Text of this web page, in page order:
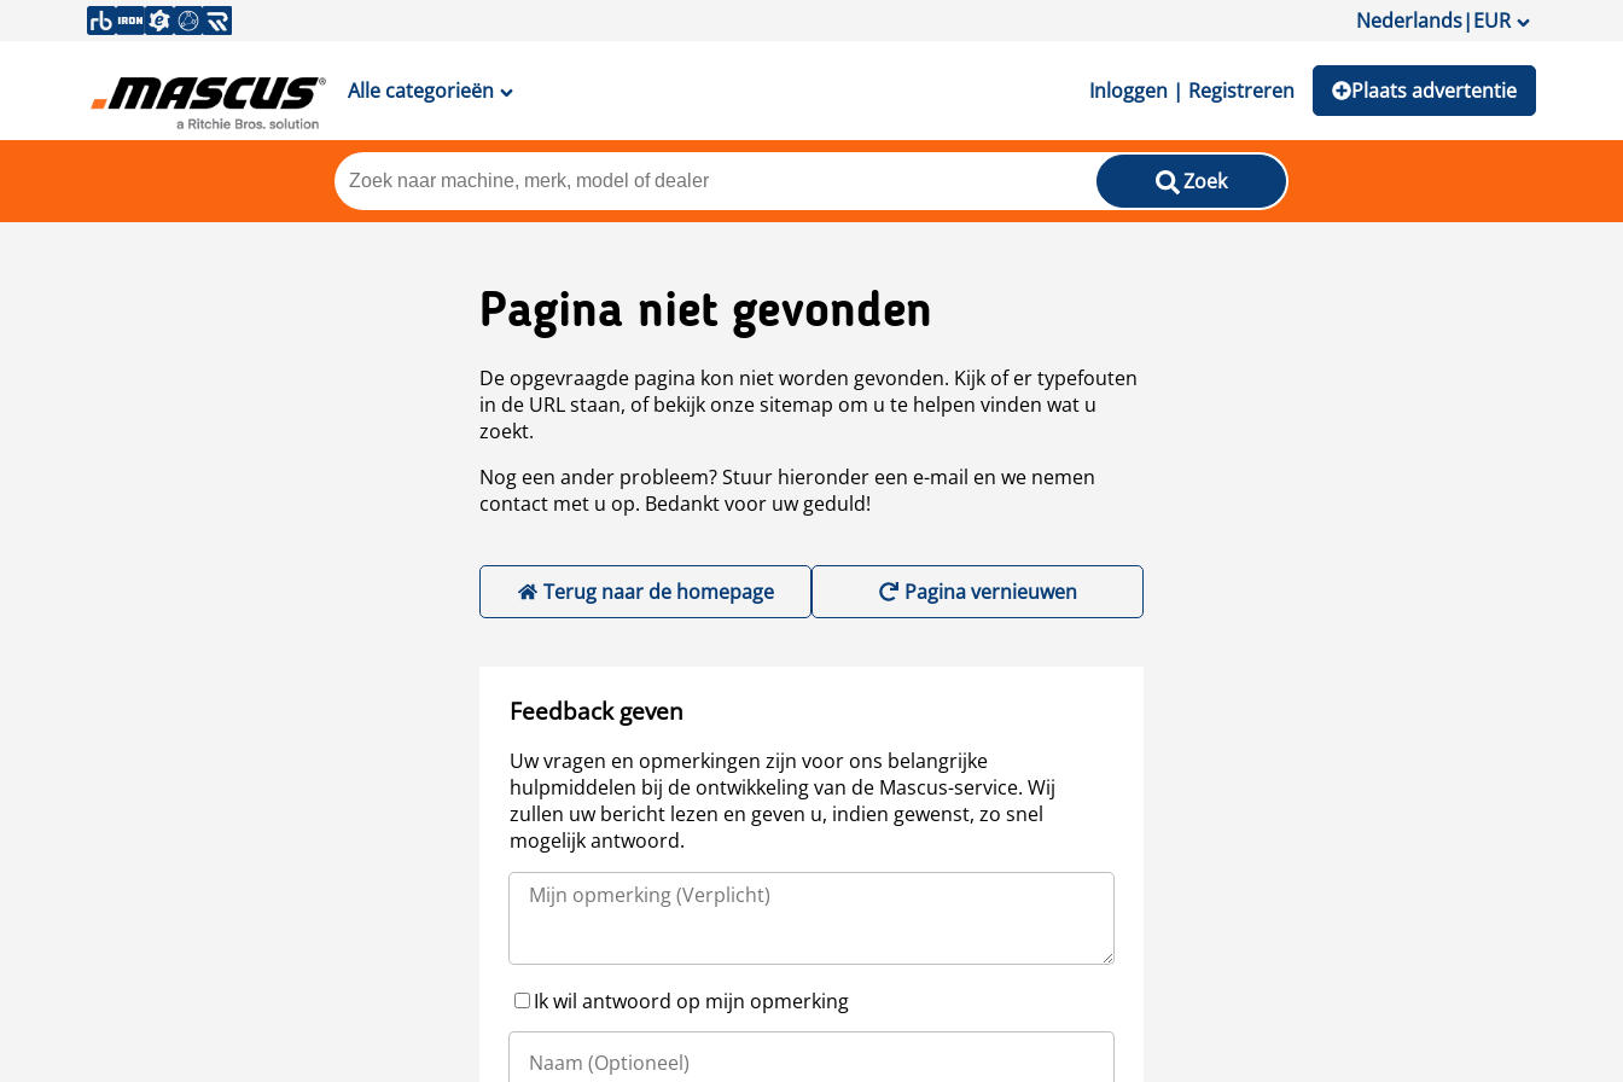
Nederlands|EUR
Alle categorieën Inloggen | Registreren Plaats advertentie
Zoek
Pagina niet gevonden
De opgevraagde pagina kon niet worden gevonden. Kijk of er typefouten
in de URL staan, of bekijk onze sitemap om u te helpen vinden wat u
zoekt.
Nog een ander probleem? Stuur hieronder een e-mail en we nemen
contact met u op. Bedankt voor uw geduld!
Terug naar de homepage Pagina vernieuwen
Feedback geven
Uw vragen en opmerkingen zijn voor ons belangrijke
hulpmiddelen bij de ontwikkeling van de Mascus-service. Wij
zullen uw bericht lezen en geven u, indien gewenst, zo snel
mogelijk antwoord.
Ik wil antwoord op mijn opmerking